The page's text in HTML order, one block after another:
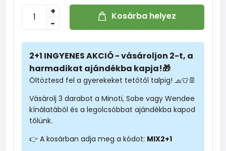
-
+ Kosárba helyez
2+1 INGYENES AKCIÓ - vásároljon 2-t, a
harmadikat ajándékba kapja!🎁
Öltöztesd fel a gyerekeket tetőtől talpig! 🧢👕👖
Vásárolj 3 darabot a Minoti, Sobe vagy Wendee
kínálatából és a legolcsóbbat ajándékba kapod
tőlünk.
👉 A kosárban adja meg a kódot: MIX2+1